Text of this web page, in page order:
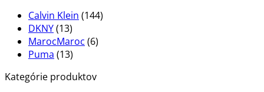
Calvin Klein (144)
DKNY(13)
MarocMaroc (6)
Puma (13)
Kategórie produktov